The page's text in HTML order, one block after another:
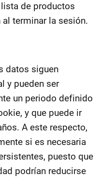
de productos
terminar la sesión.
datos siguen
y pueden ser
un periodo definido
y que puede ir
A este respecto,
si es necesaria
puesto que
podrían reducirse